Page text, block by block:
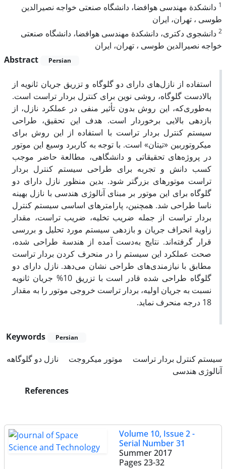
1 دانشکدة مهندسی هوافضا، دانشگاه صنعتی خواجه نصیرالدین
طوسی ، تهران، ایران
2 دانشجوی دکتری، دانشکدة مهندسی هوافضا، دانشگاه صنعتی
خواجه نصیرالدین طوسی ، تهران، ایران
Abstract
Persian
استفاده از نازل‌های دارای دو گلوگاه و تزریق جریان ثانویه از
بالادست گلوگاه، روشی نوین برای کنترل بردار تراست است.
به‌طوری‌که، این روش بدون تأثیر منفی در عملکرد نازل، از
بازدهی بالایی برخوردار است. هدف این تحقیق، طراحی
سیستم کنترل بردار تراست با استفاده از این روش برای
میکرو‌توربین «تیتان» است. با توجه به کاربرد وسیع این موتور
در پروژه‌های تحقیقاتی و دانشگاهی، مطالعة حاضر موجب
کسب دانش و تجربه برای طراحی سیستم کنترل بردار
تراست موتورهای بزرگتر ‌شود. بدین منظور نازل دارای دو
گلوگاه برای این موتور بر مبنای آنالوژی هندسی با نازل بهینه
ناسا طراحی شد. همچنین، پارامترهای اساسی سیستم کنترل
بردار تراست از جمله ضریب تخلیه، ضریب تراست، مقدار
زاویة انحراف جریان و بازدهی سیستم مورد تحلیل و بررسی
قرار گرفته‌اند. نتایج به‌دست آمده از هندسة طراحی شده،
صحت عملکرد این سیستم را در منحرف کردن بردار تراست
مطابق با نیازمندی‌های طراحی نشان می‌دهد. نازل دارای دو
گلوگاه طراحی شده قادر است با تزریق 10% جریان ثانویه
نسبت به جریان اولیه، بردار تراست خروجی موتور را به مقدار
18 درجه منحرف نماید.
Keywords Persian
سیستم کنترل بردار تراست موتور میکروجت
نازل دو گلوگاهه
آنالوژی هندسی
References
Volume 10, Issue 2 -
Serial Number 31
Summer 2017
Pages 23-32